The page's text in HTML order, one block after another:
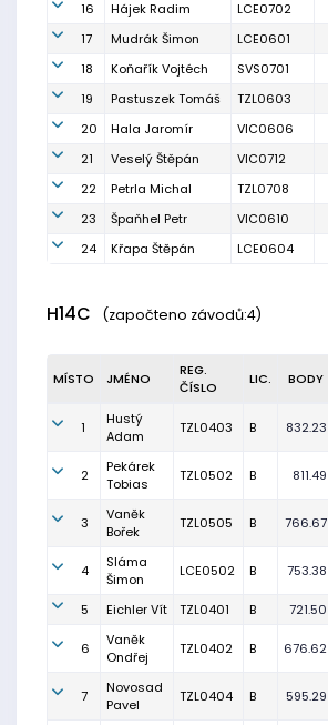
16
Hájek Radim LCE0702
17
Mudrák Šimon LCE0601
18
Koňařík Vojtéch SVS0701
19
Pastuszek Tomáš TZL0603
20
Hala Jaromír VIC0606
21
Veselý Štěpán VIC0712
22
Petrla Michal TZL0708
23
Špaňhel Petr VIC0610
24
Křapa Štěpán LCE0604
H14C (započteno závodů:4)
MÍSTO JMÉNO
REG.
ČÍSLO
LIC. BODY
1
Hustý
Adam
TZL0403 B 832.23
2
Pekárek
Tobias
TZL0502 B 811.49
3
Vaněk
Bořek
TZL0505 B 766.67
4
Sláma
Šimon
LCE0502 B 753.38
5 Eichler Vít TZL0401 B 721.50
6
Vaněk
Ondřej
TZL0402 B 676.62
7
Novosad
Pavel
TZL0404 B 595.29